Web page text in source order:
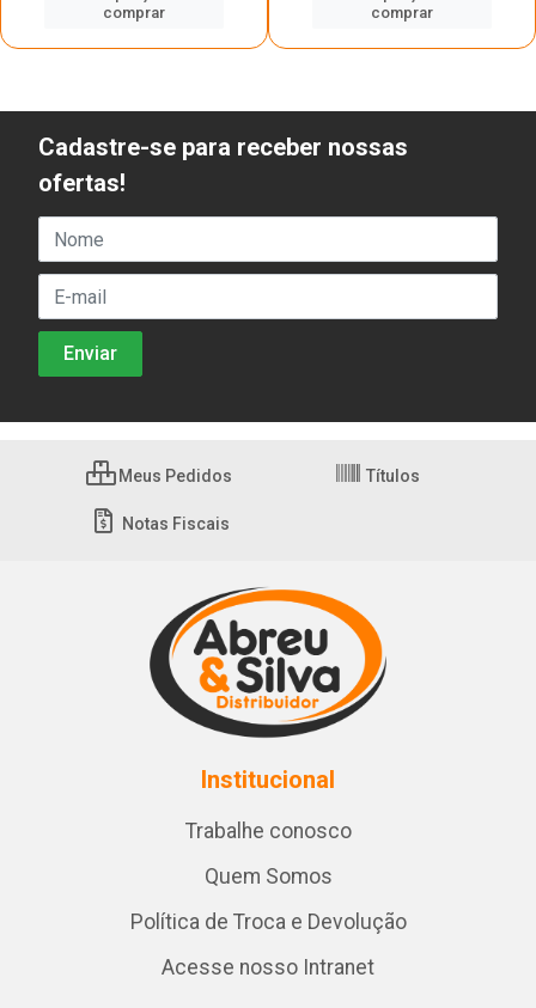
comprar
comprar
Cadastre-se para receber nossas
ofertas!
Meus Pedidos Títulos
Notas Fiscais
Institucional
Trabalhe conosco
Quem Somos
Política de Troca e Devolução
Acesse nosso Intranet